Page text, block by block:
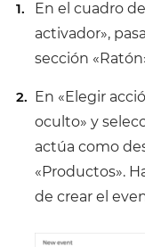
En el cuadro
activador»,
sección
En «Elegir
oculto» y
actúa como
«Productos».
de crear el